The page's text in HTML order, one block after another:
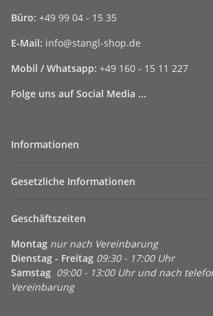
Büro: +49 99 04 - 15 35
E-Mail: info@stangl-shop.de
Mobil / Whatsapp: +49 160 - 15 11 227
Folge uns auf Social Media ...
Informationen
Gesetzliche Informationen
Geschäftszeiten
Montag nur nach Vereinbarung
Dienstag - Freitag 09:30 - 17:00 Uhr
Samstag 09:00 - 13:00 Uhr und nach
Vereinbarung